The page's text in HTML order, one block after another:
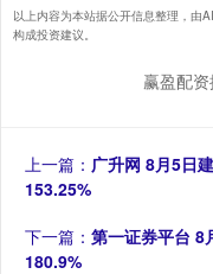
以上内容为本站据公开信息整理，
构成投资建议。
赢盈配
上一篇： 广升网 8月5日
153.25%
下一篇： 第一证券平台 8
180.9%